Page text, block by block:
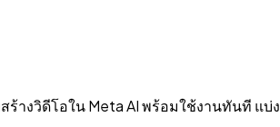
างวิดีโอใน Meta AI พร้อมใช้งานทันที แ